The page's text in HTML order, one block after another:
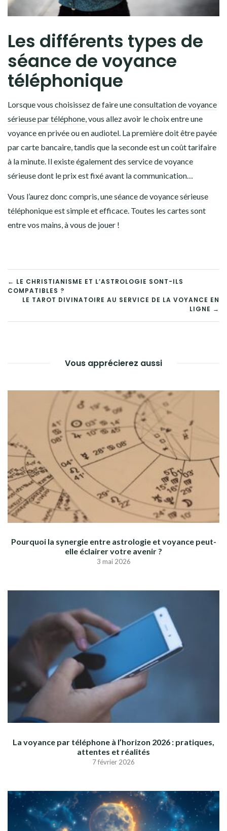
Les différents types de
séance de voyance
téléphonique
Lorsque vous choisissez de faire uneconsultation de voyance
sérieuse par téléphone, vous allez avoir le choix entre une
voyance en privée ou en audiotel. La première doit être payée
par carte bancaire, tandis que la seconde est un coût tarifaire
à la minute. Il existe également des service de voyance
sérieuse dont le prix est fixé avant la communication…
Vous l’aurez donc compris, une séance de voyance sérieuse
téléphonique est simple et efficace. Toutes les cartes sont
entre vos mains, à vous de jouer !
NAVIGATION
DE
L’ARTICLE
← LE CHRISTIANISME ET L’ASTROLOGIE SONT-ILS
COMPATIBLES ?
LE TAROT DIVINATOIRE AU SERVICE DE LA VOYANCE EN
LIGNE →
Vous apprécierez aussi
Pourquoi la synergie entre astrologie et voyance peut-
elle éclairer votre avenir ?
3 mai 2026
La voyance par téléphone à l’horizon 2026 : pratiques,
attentes et réalités
7 février 2026